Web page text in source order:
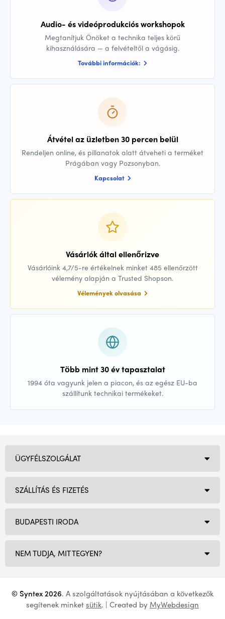
Audio- és videóprodukciós workshopok
Megtanítjuk Önöket a technika teljes körű
kihasználására — a felvételtől a vágásig.
További információk:
Átvétel az üzletben 30 percen belül
Rendeljen online, és pillanatok alatt átveheti a terméket
Prágában vagy Pozsonyban.
Kapcsolat
Vásárlók által ellenőrizve
Vásárlóink 4,7/5-re értékelnek minket 485 ellenőrzött
vélemény alapján a Trusted Shopson.
Vélemények olvasása
Több mint 30 év tapasztalat
1994 óta vagyunk jelen a piacon, és az egész EU-ba
szállítunk technikai termékeket.
BUDAPESTI IRODA
NEM TUDJA, MIT TEGYEN?
ÜGYFÉLSZOLGÁLAT
SZÁLLÍTÁS ÉS FIZETÉS
© Syntex 2026. A szolgáltatások nyújtásában a következők
segítenek minketsütik. | Created by MyWebdesign